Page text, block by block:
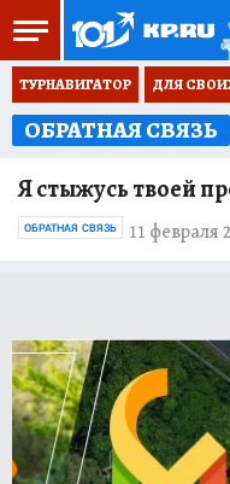
ТУРНАВИГАТОР ДЛЯ
ОБРАТНАЯ СВЯЗЬ
Я стыжусь твоей
11 февраля
ОБРАТНАЯ СВЯЗЬ